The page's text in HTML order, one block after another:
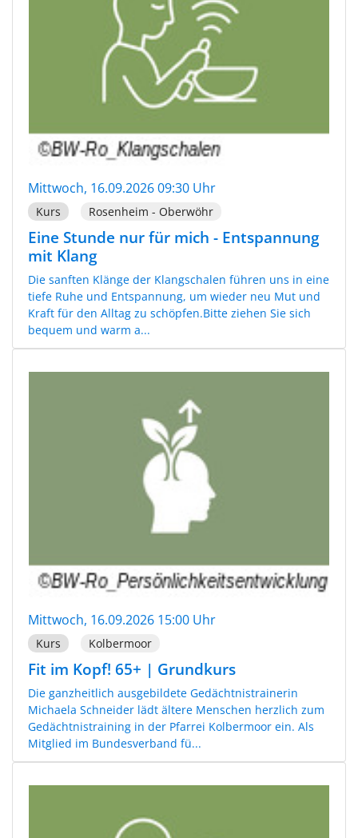
Mittwoch, 16.09.2026 09:30 Uhr
Kurs Rosenheim - Oberwöhr
Eine Stunde nur für mich - Entspannung
mit Klang
Die sanften Klänge der Klangschalen führen uns in eine
tiefe Ruhe und Entspannung, um wieder neu Mut und
Kraft für den Alltag zu schöpfen.Bitte ziehen Sie sich
bequem und warm a...
Mittwoch, 16.09.2026 15:00 Uhr
Kurs Kolbermoor
Fit im Kopf! 65+ | Grundkurs
Die ganzheitlich ausgebildete Gedächtnistrainerin
Michaela Schneider lädt ältere Menschen herzlich zum
Gedächtnistraining in der Pfarrei Kolbermoor ein. Als
Mitglied im Bundesverband fü...